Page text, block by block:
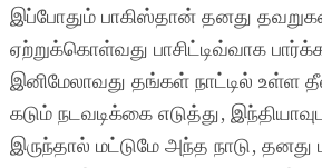
இப்போதும் பாகிஸ்தான் தனது
ஏற்றுக்கொள்வது பாசிட்டிவ்வாக
இனிமேலாவது தங்கள் நாட்டில் உள்ள
கடும் நடவடிக்கை எடுத்து,
இருந்தால் மட்டுமே அந்த நாடு,